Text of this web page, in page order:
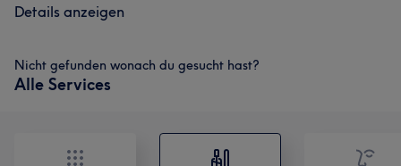
Details anzeigen
Nicht gefunden wonach du gesucht hast?
Alle Services